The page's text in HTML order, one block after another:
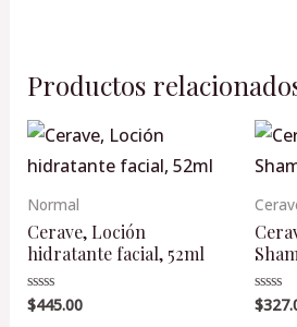
Productos
Normal
Cerave, Loción
hidratante facial, 52ml
Valorado
en
$445.00
en
$